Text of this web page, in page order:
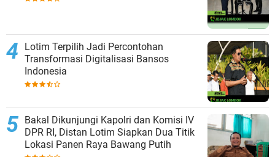
Lotim Terpilih Jadi Percontohan
Transformasi Digitalisasi Bansos
Indonesia
Bakal Dikunjungi Kapolri dan Komisi IV
DPR RI, Distan Lotim Siapkan Dua Titik
Lokasi Panen Raya Bawang Putih